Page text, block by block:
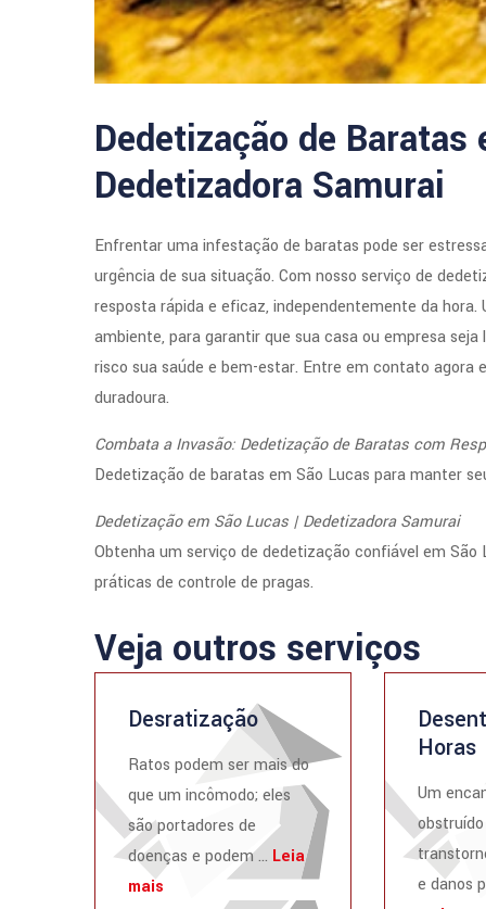
Dedetização de
Dedetizadora Samurai
Enfrentar uma infestação de baratas pode ser
urgência de sua situação. Com nosso serviço de
resposta rápida e eficaz, independentemente da
ambiente, para garantir que sua casa ou empresa
risco sua saúde e bem-estar. Entre em contato agora
duradoura.
Combata a Invasão: Dedetização de Baratas com
Dedetização de baratas em São Lucas para manter
Dedetização em São Lucas | Dedetizadora Samurai
Obtenha um serviço de dedetização confiável em
práticas de controle de pragas.
Veja outros serviços
Desratização
Ratos podem ser mais do
que um incômodo; eles
são portadores de
doenças e podem ... Leia
mais
Horas
Um
e danos